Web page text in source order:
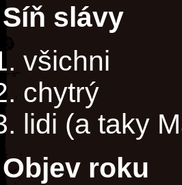
Síň slávy
všichni
chytrý
lidi (a taky
Objev roku